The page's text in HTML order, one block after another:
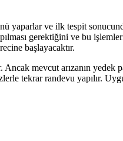
yaparlar ve ilk tespit
gerektiğini ve bu
başlayacaktır.
mevcut arızanın yedek
tekrar randevu yapılır.